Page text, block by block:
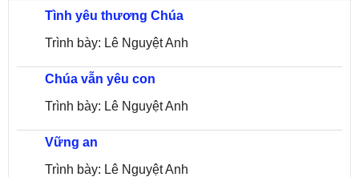
Tình yêu thương Chúa
Trình bày: Lê Nguyệt Anh
Chúa vẫn yêu con
Trình bày: Lê Nguyệt Anh
Vững an
Trình bày: Lê Nguyệt Anh